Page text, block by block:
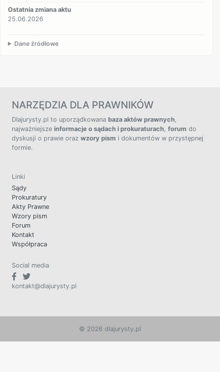
Ostatnia zmiana aktu
25.06.2026
Dane źródłowe
NARZĘDZIA DLA PRAWNIKÓW
Dlajurysty.pl to uporządkowana baza aktów prawnych,
najważniejsze informacje o sądach i prokuraturach, forum do
dyskusji o prawie oraz wzory pism i dokumentów w przystępnej
formie.
Linki
Sądy
Prokuratury
Akty Prawne
Wzory pism
Forum
Kontakt
Współpraca
Social media
kontakt@dlajurysty.pl
© 2026 dlajurysty.pl